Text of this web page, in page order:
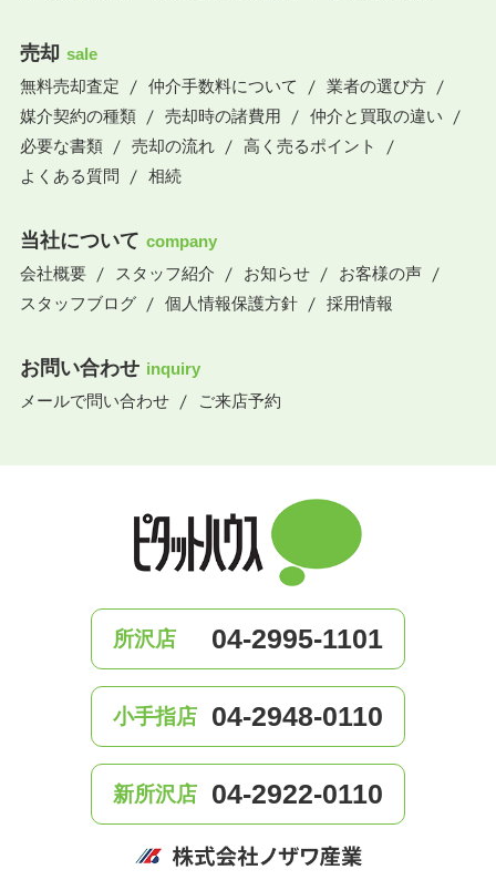
売却 sale
無料売却査定
仲介手数料について
業者の選び方
媒介契約の種類
売却時の諸費用
仲介と買取の違い
必要な書類
売却の流れ
高く売るポイント
よくある質問
相続
当社について company
会社概要
スタッフ紹介 お知らせ
お客様の声
スタッフブログ
個人情報保護方針 採用情報
お問い合わせ inquiry
メールで問い合わせ
ご来店予約
所沢店 04-2995-1101
小手指店 04-2948-0110
新所沢店 04-2922-0110